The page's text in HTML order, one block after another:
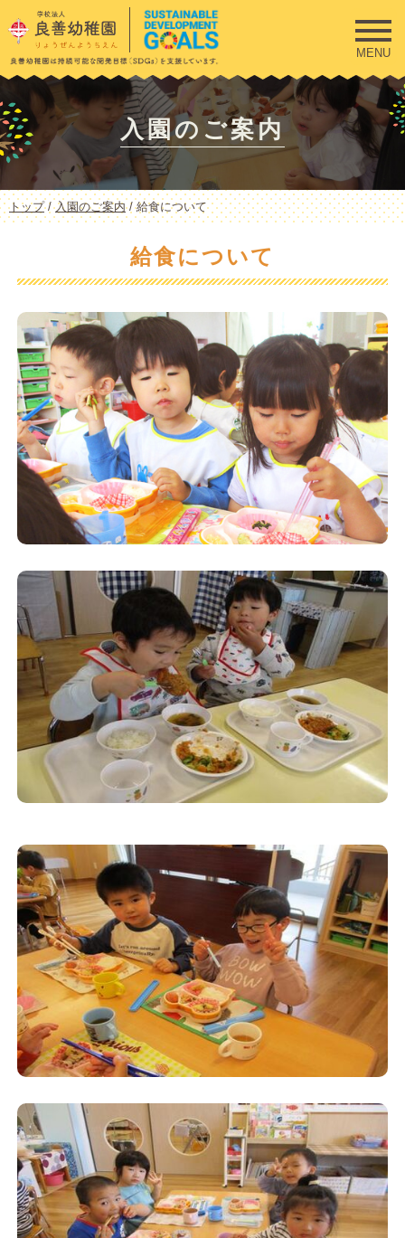
このページの本文へ
MENU
入園のご案内
現
在
トップ/入園のご案内/給食について
給食について